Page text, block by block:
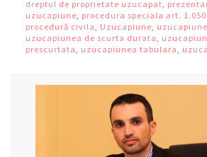
dreptul de proprietate uzucapat,
uzucapiune, procedura speciala art.
procedură civila, Uzucapiune,
uzucapiunea de scurta durata,
prescurtata, uzucapiunea tabulara,